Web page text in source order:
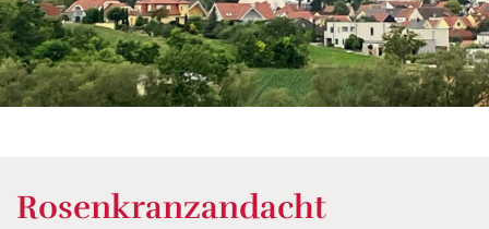
Rosenkranzandacht